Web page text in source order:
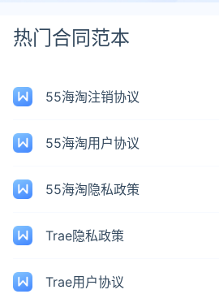
热门合同范本
55海淘注销协议
55海淘用户协议
55海淘隐私政策
Trae隐私政策
Trae用户协议